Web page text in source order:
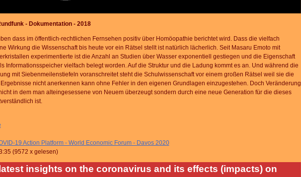
- Dokumentation - 2018
dass im öffentlich-rechtlichen Fernsehen positiv über Homöopathie berichtet wird. Dass die vielfach
Wirkung die Wissenschaft bis heute vor ein Rätsel stellt ist natürlich lächerlich. Seit Masaru Emoto mit
experimentierte ist die Anzahl an Studien über Wasser exponentiell gestiegen und die Eigenschaft
Informationsspeicher vielfach belegt worden. Auf die Struktur und die Ladung kommt es an. Und während die
mit Siebenmeilenstiefeln voranschreitet steht die Schulwissenschaft vor einem großen Rätsel weil sie die
nicht anerkennen kann ohne Fehler in den eigenen Grundlagen einzugestehen. Doch Veränderung
in dem man alteingesessene von Neuem überzeugt sondern durch eine neue Generation für die dieses
ist.
19 Action Platform - World Economic Forum - Davos 2020
(9572 x gelesen)
insights on the coronavirus and its effects (impacts) on